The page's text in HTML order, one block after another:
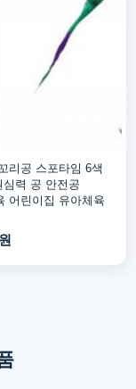
리공 스포타임 6색
심력 공 안전공
어린이집 유아체육